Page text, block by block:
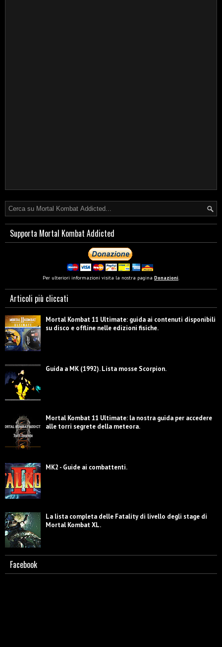
Supporta Mortal Kombat Addicted
Per ulteriori informazioni visita la nostra pagina Donazioni
Articoli più cliccati
Mortal Kombat 11 Ultimate: guida ai contenuti disponibili
su disco e offline nelle edizioni fisiche.
Guida a MK (1992). Lista mosse Scorpion.
Mortal Kombat 11 Ultimate: la nostra guida per accedere
alle torri segrete della meteora.
MK2 - Guide ai combattenti.
La lista completa delle Fatality di livello degli stage di
Mortal Kombat XL.
Facebook